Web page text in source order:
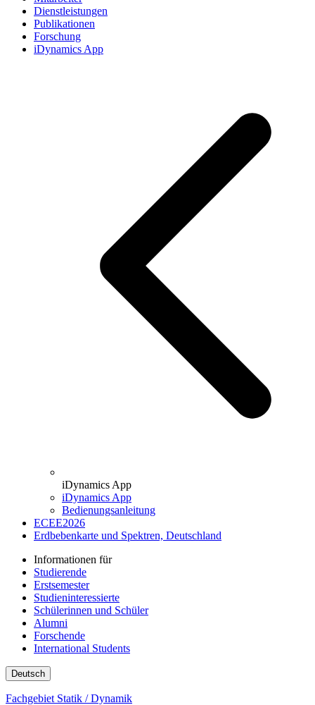
Dienstleistungen
Publikationen
Forschung
iDynamics App
iDynamics App
iDynamics App
Bedienungsanleitung
ECEE2026
Erdbebenkarte und Spektren, Deutschland
Informationen für
Studierende
Erstsemester
Studieninteressierte
Schülerinnen und Schüler
Alumni
Forschende
International Students
Deutsch
Fachgebiet Statik / Dynamik